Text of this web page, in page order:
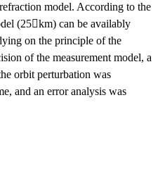
model. According to the
(25km) can be availably
on the principle of the
of the measurement model, a
orbit perturbation was
and an error analysis was